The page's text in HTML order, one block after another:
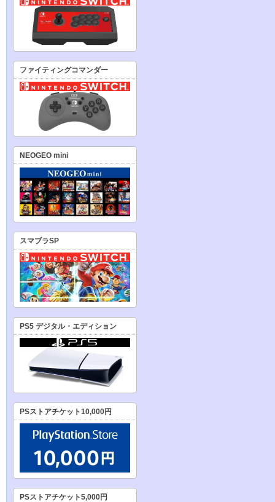
ファイティングコマンダー
NEOGEO mini
スマブラSP
PS5 デジタル・エディション
PSストアチケット10,000円
PSストアチケット5,000円